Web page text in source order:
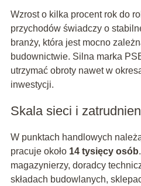
Wzrost o kilka procent rok do
przychodów świadczy o
branży, która jest mocno
budownictwie. Silna marka
utrzymać obroty nawet w
inwestycji.
Skala sieci i
W punktach handlowych
pracuje około 14 tysięcy osób
magazynierzy, doradcy
składach budowlanych,